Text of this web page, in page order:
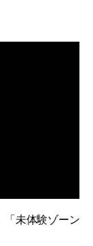
「未体験ゾーン